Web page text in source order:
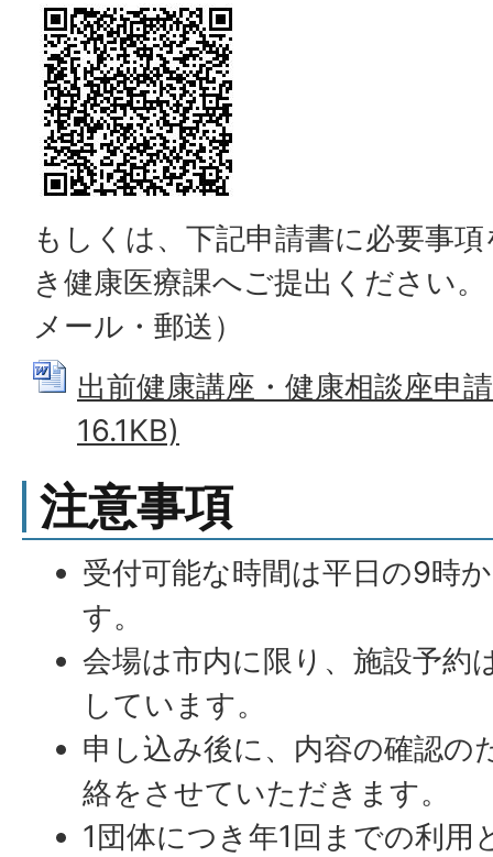
もしくは、下記申請書に必要事
き健康医療課へご提出ください
メール・郵送）
出前健康講座・健康相談座申
16.1KB)
注意事項
受付可能な時間は平日の9時
す。
会場は市内に限り、施設予約
しています。
申し込み後に、内容の確認の
絡をさせていただきます。
1団体につき年1回までの利用